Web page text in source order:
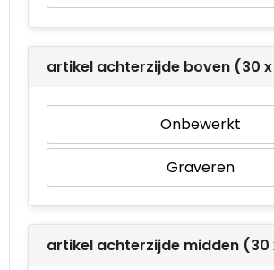
artikel achterzijde boven (30
Onbewerkt
Graveren
artikel achterzijde midden (30